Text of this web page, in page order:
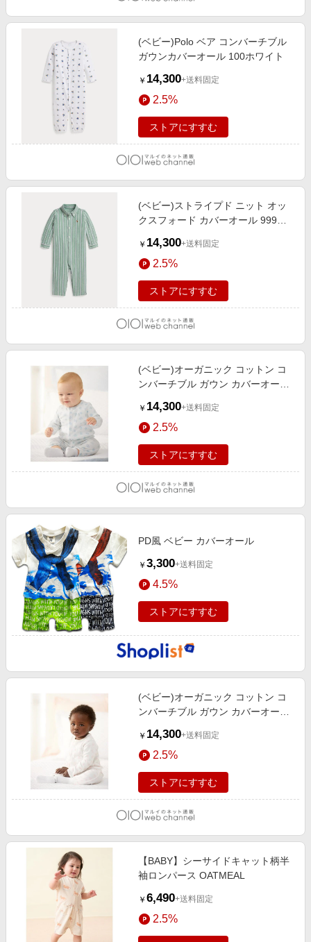
(ベビー)Polo ベア コンバーチブル
ガウンカバーオール 100ホワイト
￥ 14,300+送料固定
2.5%
ストアにすすむ
(ベビー)ストライプド ニット オッ
クスフォード カバーオール 999マ
￥ 14,300+送料固定
2.5%
ストアにすすむ
(ベビー)オーガニック コットン コ
ンバーチブル ガウン カバーオール
￥ 14,300+送料固定
2.5%
ストアにすすむ
PD風 ベビー カバーオール
￥ 3,300+送料固定
4.5%
ストアにすすむ
(ベビー)オーガニック コットン コ
ンバーチブル ガウン カバーオール
￥ 14,300+送料固定
2.5%
ストアにすすむ
【BABY】シーサイドキャット柄半
袖ロンパース OATMEAL
￥ 6,490+送料固定
2.5%